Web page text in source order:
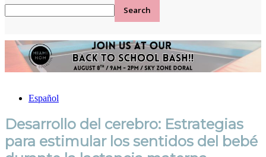
Español
Desarrollo del cerebro: Estrategias
para estimular los sentidos del bebé